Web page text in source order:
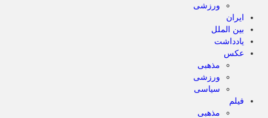
ورزشی
ایران
بین الملل
یادداشت
عکس
مذهبی
ورزشی
سیاسی
فیلم
مذهبی